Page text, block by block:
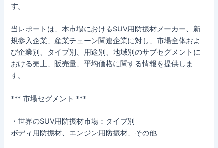
す。
当レポートは、本市場におけるSUV用防振材メーカー、新
規参入企業、産業チェーン関連企業に対し、市場全体およ
び企業別、タイプ別、用途別、地域別のサブセグメントに
おける売上、販売量、平均価格に関する情報を提供しま
す。
*** 市場セグメント ***
・世界のSUV用防振材市場：タイプ別
ボディ用防振材、エンジン用防振材、その他